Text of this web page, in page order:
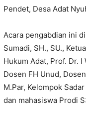
Pendet, Desa Adat
Acara pengabdian ini
Sumadi, SH., SU.,
Hukum Adat, Prof. Dr.
Dosen FH Unud,
M.Par, Kelompok
dan mahasiswa Prodi